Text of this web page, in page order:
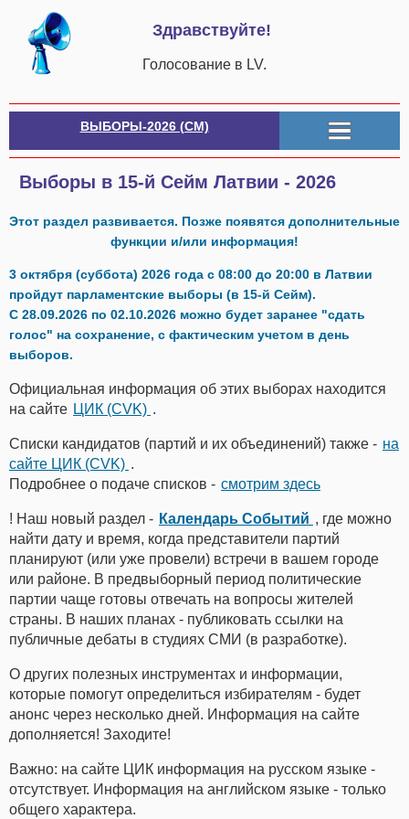
Здравствуйте!
Голосование в LV.
ВЫБОРЫ-2026 (СМ)
Выборы в 15-й Сейм Латвии - 2026
Этот раздел развивается. Позже появятся дополнительные
функции и/или информация!
3 октября (суббота) 2026 года с 08:00 до 20:00 в Латвии
пройдут парламентские выборы (в 15-й Сейм).
С 28.09.2026 по 02.10.2026 можно будет заранее "сдать
голос" на сохранение, с фактическим учетом в день
выборов.
Официальная информация об этих выборах находится
на сайте ЦИК (CVK) .
Списки кандидатов (партий и их объединений) также - на
сайте ЦИК (CVK) .
Подробнее о подаче списков - смотрим здесь
! Наш новый раздел - Календарь Событий , где можно
найти дату и время, когда представители партий
планируют (или уже провели) встречи в вашем городе
или районе. В предвыборный период политические
партии чаще готовы отвечать на вопросы жителей
страны. В наших планах - публиковать ссылки на
публичные дебаты в студиях СМИ (в разработке).
О других полезных инструментах и информации,
которые помогут определиться избирателям - будет
анонс через несколько дней. Информация на сайте
дополняется! Заходите!
Важно: на сайте ЦИК информация на русском языке -
отсутствует. Информация на английском языке - только
общего характера.